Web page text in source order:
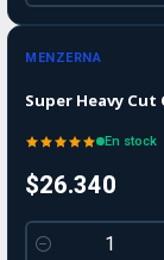
MENZERNA
Super Heavy Cut
En stock
$26.340